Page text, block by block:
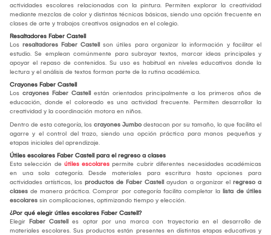
actividades escolares relacionadas con la pintura. Permiten explorar la creatividad
mediante mezclas de color y distintas técnicas básicas, siendo una opción frecuente en
clases de arte y trabajos creativos asignados en el colegio.
Resaltadores Faber Castell
Los resaltadores Faber Castell son útiles para organizar la información y facilitar el
estudio. Se emplean comúnmente para subrayar textos, marcar ideas principales y
apoyar el repaso de contenidos. Su uso es habitual en niveles educativos donde la
lectura y el análisis de textos forman parte de la rutina académica.
Crayones Faber Castell
Los crayones Faber Castell están orientados principalmente a los primeros años de
educación, donde el coloreado es una actividad frecuente. Permiten desarrollar la
creatividad y la coordinación motora en niños.
Dentro de esta categoría, los crayones Jumbo destacan por su tamaño, lo que facilita el
agarre y el control del trazo, siendo una opción práctica para manos pequeñas y
etapas iniciales del aprendizaje.
Útiles escolares Faber Castell para el regreso a clases
Esta selección de útiles escolares permite cubrir diferentes necesidades académicas
en una sola categoría. Desde materiales para escritura hasta opciones para
actividades artísticas, los productos de Faber Castell ayudan a organizar el regreso a
clases de manera práctica. Comprar por categoría facilita completar la lista de útiles
escolares sin complicaciones, optimizando tiempo y elección.
¿Por qué elegir útiles escolares Faber Castell?
Elegir Faber Castell es optar por una marca con trayectoria en el desarrollo de
materiales escolares. Sus productos están presentes en distintas etapas educativas y